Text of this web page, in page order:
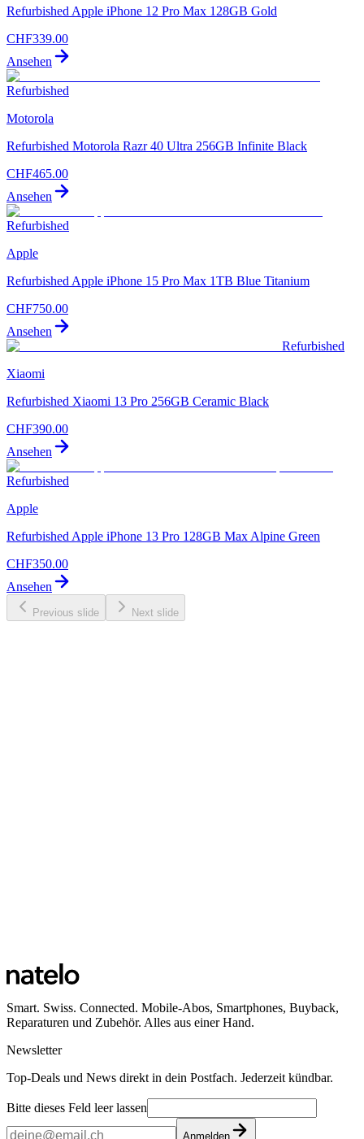
Refurbished Apple iPhone 12 Pro Max 128GB Gold
CHF339.00
Ansehen
Refurbished
Motorola
Refurbished Motorola Razr 40 Ultra 256GB Infinite Black
CHF465.00
Ansehen
Refurbished
Apple
Refurbished Apple iPhone 15 Pro Max 1TB Blue Titanium
CHF750.00
Ansehen
Refurbished
Xiaomi
Refurbished Xiaomi 13 Pro 256GB Ceramic Black
CHF390.00
Ansehen
Refurbished
Apple
Refurbished Apple iPhone 13 Pro 128GB Max Alpine Green
CHF350.00
Ansehen
Previous slide Next slide
Smart. Swiss. Connected. Mobile-Abos, Smartphones, Buyback,
Reparaturen und Zubehör. Alles aus einer Hand.
Newsletter
Top-Deals und News direkt in dein Postfach. Jederzeit kündbar.
Bitte dieses Feld leer lassen
Anmelden